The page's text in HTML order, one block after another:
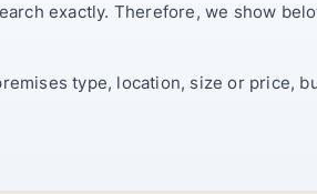
exactly. Therefore, we show
type, location, size or price,